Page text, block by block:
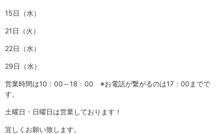
15日（水）
21日（火）
22日（水）
29日（水）
営業時間は10：00～18：00 ※お電話が繋がるのは17：00までで
す。
土曜日・日曜日は営業しております！
宜しくお願い致します。